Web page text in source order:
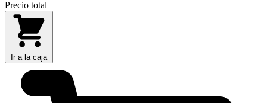
Precio total
Ir a la caja